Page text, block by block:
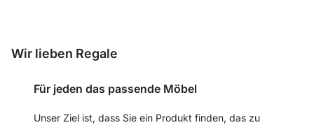
Wir lieben Regale
Für jeden das passende Möbel
Unser Ziel ist, dass Sie ein Produkt finden, das zu